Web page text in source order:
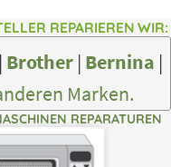
REPARIEREN WIR:
| Brother | Bernina |
Marken.
REPARATUREN